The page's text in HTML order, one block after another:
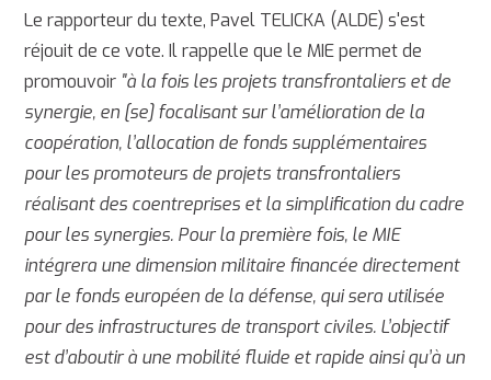
Le rapporteur du texte, Pavel TELICKA (ALDE) s'est
réjouit de ce vote. Il rappelle que le MIE permet de
promouvoir "à la fois les projets transfrontaliers et de
synergie, en [se] focalisant sur l’amélioration de la
coopération, l’allocation de fonds supplémentaires
pour les promoteurs de projets transfrontaliers
réalisant des coentreprises et la simplification du cadre
pour les synergies. Pour la première fois, le MIE
intégrera une dimension militaire financée directement
par le fonds européen de la défense, qui sera utilisée
pour des infrastructures de transport civiles. L’objectif
est d’aboutir à une mobilité fluide et rapide ainsi qu’à un